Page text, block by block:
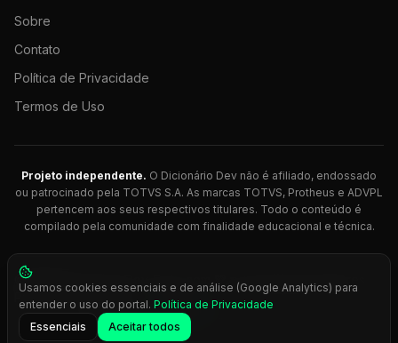
Sobre
Contato
Política de Privacidade
Termos de Uso
Projeto independente. O Dicionário Dev não é afiliado, endossado
ou patrocinado pela TOTVS S.A. As marcas TOTVS, Protheus e ADVPL
pertencem aos seus respectivos titulares. Todo o conteúdo é
compilado pela comunidade com finalidade educacional e técnica.
© 2026 Dicionário Dev. Feito com 💚 para desenvolvedores
Protheus.
Press Ctrl+K
Usamos cookies essenciais e de análise (Google Analytics) para
entender o uso do portal. Política de Privacidade
Essenciais
Aceitar todos